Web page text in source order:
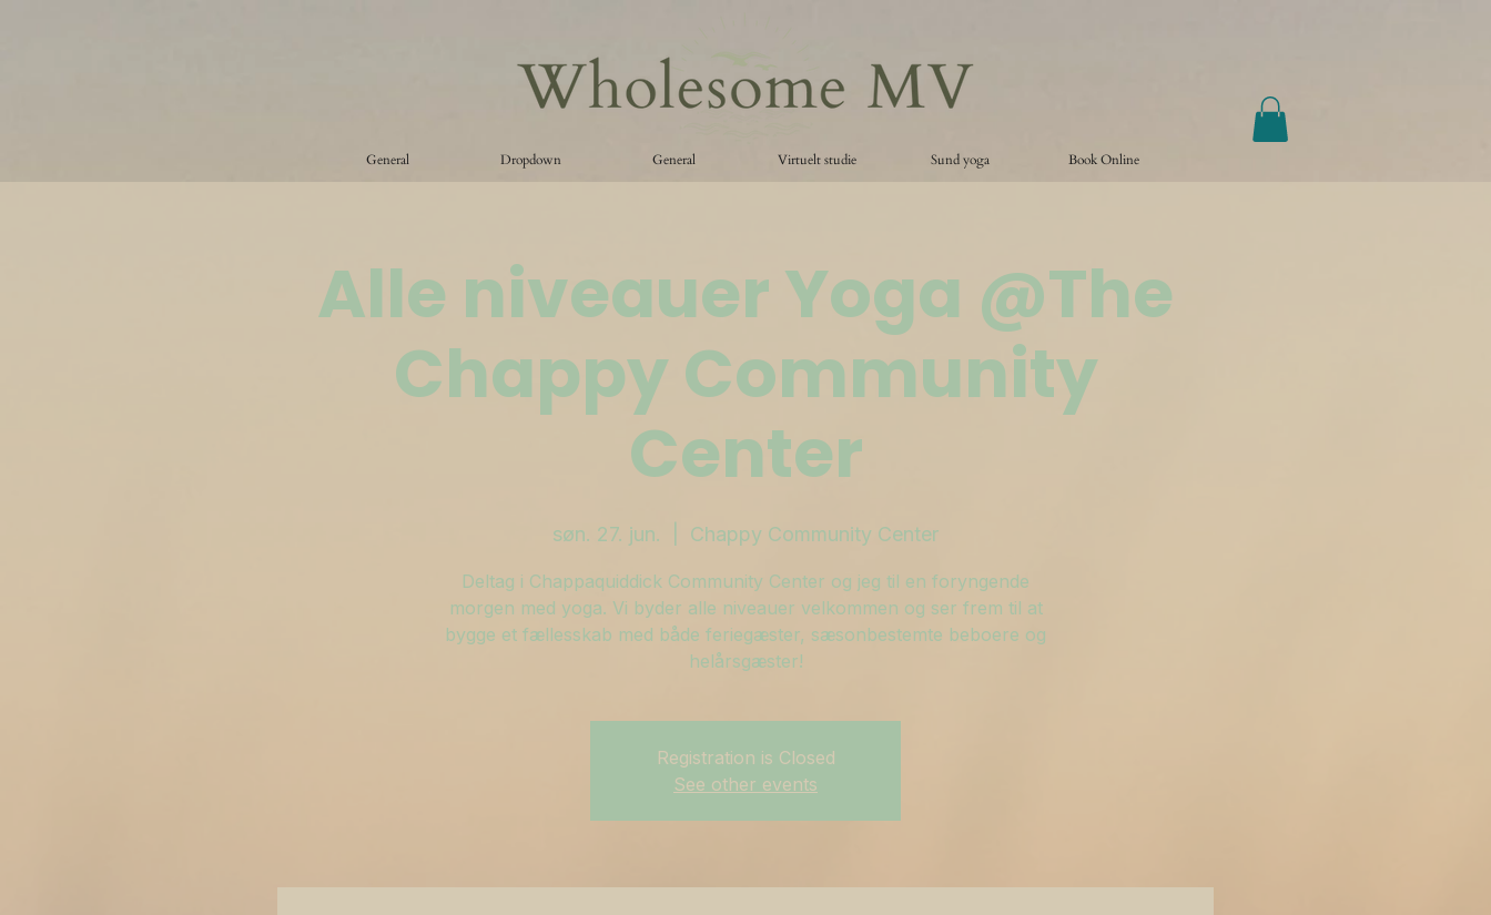
General Dropdown General Virtuelt studie Sund yoga Book Online
Alle niveauer Yoga @The
Chappy Community
Center
søn. 27. jun. Chappy Community Center
Deltag i Chappaquiddick Community Center og jeg til en foryngende
morgen med yoga. Vi byder alle niveauer velkommen og ser frem til at
bygge et fællesskab med både feriegæster, sæsonbestemte beboere og
helårsgæster!
Registration is Closed
See other events